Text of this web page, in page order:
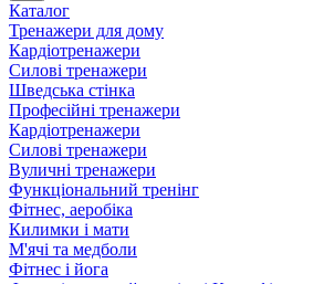
Каталог
Тренажери для дому
Кардіотренажери
Силові тренажери
Шведська стінка
Професійні тренажери
Кардіотренажери
Силові тренажери
Вуличні тренажери
Функціональний тренінг
Фітнес, аеробіка
Килимки і мати
М'ячі та медболи
Фітнес і йога